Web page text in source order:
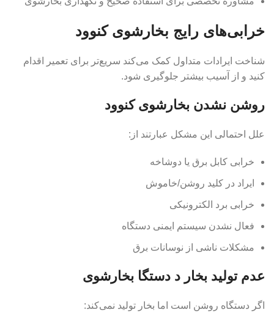
خرابی‌های رایج بخارشوی کنوود
شناخت ایرادات متداول کمک می‌کند سریع‌تر برای تعمیر اقدام
کنید و از آسیب بیشتر جلوگیری شود.
روشن نشدن بخارشوی کنوود
علل احتمالی این مشکل عبارتند از:
خرابی کابل برق یا دوشاخه
ایراد در کلید روشن/خاموش
خرابی برد الکترونیکی
فعال نشدن سیستم ایمنی دستگاه
مشکلات ناشی از نوسانات برق
عدم تولید بخار د دستگا بخارشوی
اگر دستگاه روشن است اما بخار تولید نمی‌کند: